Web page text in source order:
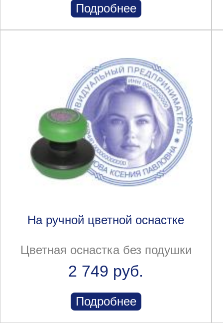
Подробнее
На ручной цветной оснастке
Цветная оснастка без подушки
2 749 руб.
Подробнее